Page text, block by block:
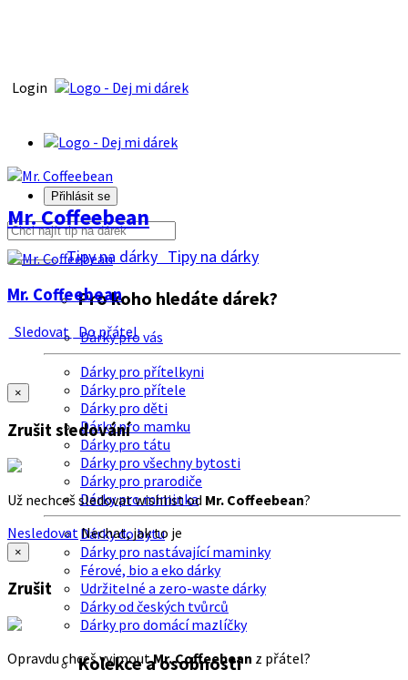
Login
Přihlásit se
Tipy na dárky Tipy na dárky
Pro koho hledáte dárek?
Dárky pro vás
Dárky pro přítelkyni
Dárky pro přítele
Dárky pro děti
Dárky pro mamku
Dárky pro tátu
Dárky pro všechny bytosti
Dárky pro prarodiče
Dárky pro miminka
Dárky do bytu
Dárky pro nastávající maminky
Férové, bio a eko dárky
Udržitelné a zero-waste dárky
Dárky od českých tvůrců
Dárky pro domácí mazlíčky
Kolekce a osobnosti
Mr. Coffeebean
Mr. Coffeebean
Sledovat Do přátel
×
Zrušit sledování
Už nechceš sledovat wishlist od Mr. Coffeebean?
Nesledovat Nechat, jak to je
×
Zrušit
Opravdu chceš vyjmoutMr. Coffeebean z přátel?